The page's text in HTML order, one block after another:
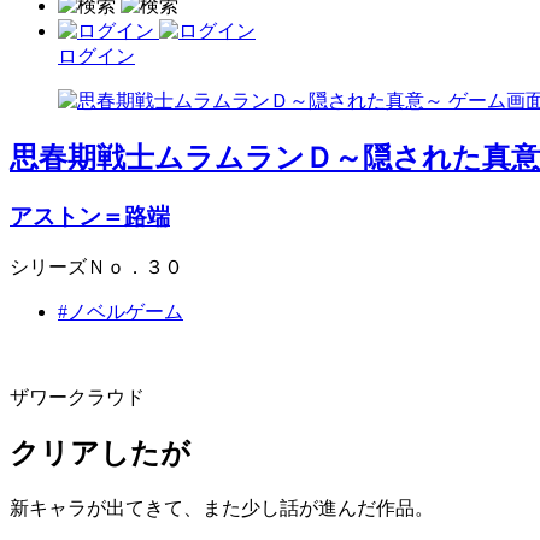
ログイン
思春期戦士ムラムランＤ～隠された真
アストン＝路端
シリーズＮｏ．３０
#ノベルゲーム
ザワークラウド
クリアしたが
新キャラが出てきて、また少し話が進んだ作品。